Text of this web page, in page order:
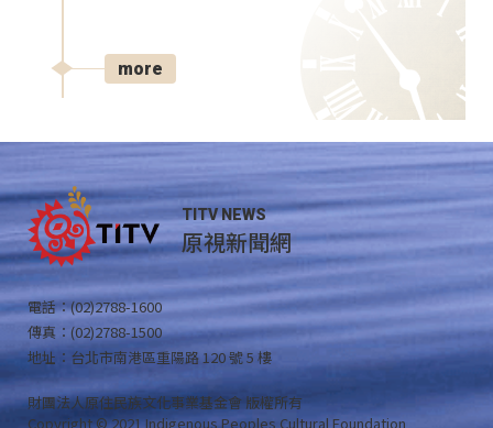
more
TITV NEWS
原視新聞網
電話：(02)2788-1600
傳真：(02)2788-1500
地址：台北市南港區重陽路 120 號 5 樓
財團法人原住民族文化事業基金會 版權所有
Copyright © 2021 Indigenous Peoples Cultural Foundation